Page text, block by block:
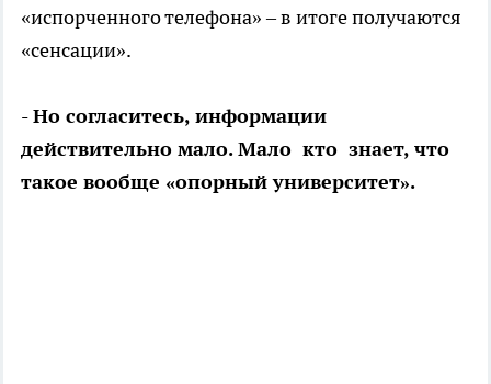
«испорченного телефона» – в итоге получаются
«сенсации».
- Но согласитесь, информации
действительно мало. Мало кто знает, что
такое вообще «опорный университет».